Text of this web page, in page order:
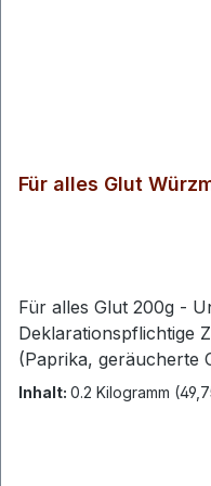
Für alles Glut
Für alles Glut 200g -
Deklarationspflichtige
(Paprika, geräucherte
Zwiebel, Pfeffer,
Inhalt: 0.2 Kilogramm